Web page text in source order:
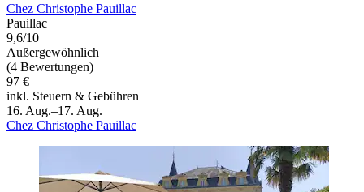
Chez Christophe Pauillac
Pauillac
9,6/10
Außergewöhnlich
(4 Bewertungen)
97 €
inkl. Steuern & Gebühren
16. Aug.–17. Aug.
Chez Christophe Pauillac